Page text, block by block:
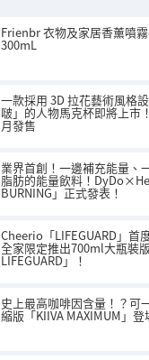
Frienbr 衣物及家居香薰噴
300mL
一款採用 3D 拉花藝術風格
啵」的人物馬克杯即將上市
月發售
業界首創！一邊補充能量、
脂肪的能量飲料！
BURNING」正式發表！
Cheerio「LIFEGUARD」首
全家限定推出700ml大瓶裝
LIFEGUARD」！
史上最高咖啡因含量！？可
縮版「KIIVA MAXIMUM」登